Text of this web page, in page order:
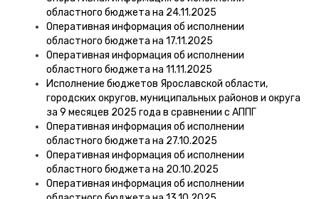
областного бюджета на 24.11.2025
Оперативная информация об исполнении
областного бюджета на 17.11.2025
Оперативная информация об исполнении
областного бюджета на 11.11.2025
Исполнение бюджетов Ярославской области,
городских округов, муниципальных районов и округа
за 9 месяцев 2025 года в сравнении с АППГ
Оперативная информация об исполнении
областного бюджета на 27.10.2025
Оперативная информация об исполнении
областного бюджета на 20.10.2025
Оперативная информация об исполнении